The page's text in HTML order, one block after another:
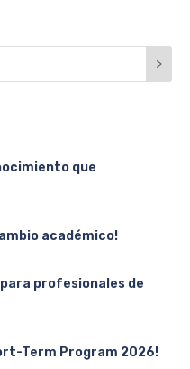
>
que
académico!
profesionales de
Term Program 2026!